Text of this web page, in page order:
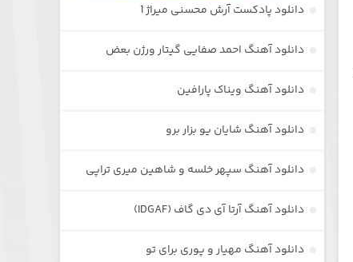
دانلود پادکست آرش محسنی میراژ 1
دانلود آهنگ احمد صفایی گیتار ورژن بعض
دانلود آهنگ ویناک پارافین
دانلود آهنگ شایان یو بزار برو
دانلود آهنگ سپهر خلسه و شاهین میری تراپی
دانلود آهنگ آرتا آی دی گاف (IDGAF)
دانلود آهنگ مهیار و پوری برای تو